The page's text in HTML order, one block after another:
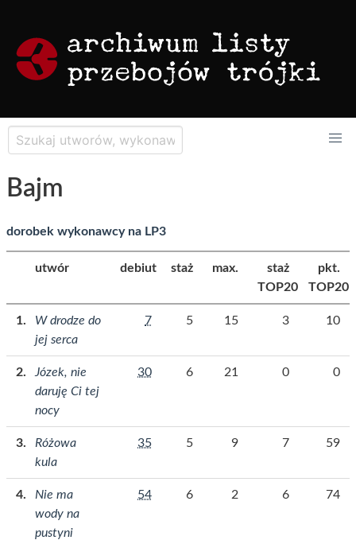
Bajm
dorobek wykonawcy na LP3
utwór debiut staż max.
staż
TOP20
pkt.
TOP20
W drodze do
jej serca
7 5 15 3 10
Józek, nie
daruję Ci tej
nocy
30 6 21 0 0
Różowa
kula
35 5 9 7 59
Nie ma
wody na
pustyni
54 6 2 6 74